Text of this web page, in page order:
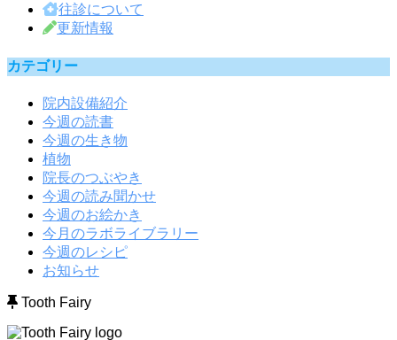
往診について
更新情報
カテゴリー
院内設備紹介
今週の読書
今週の生き物
植物
院長のつぶやき
今週の読み聞かせ
今週のお絵かき
今月のラボライブラリー
今週のレシピ
お知らせ
Tooth Fairy